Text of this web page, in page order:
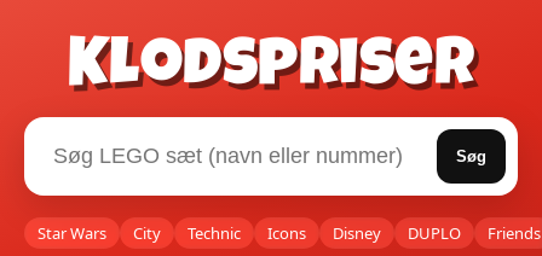
Klodspriser
Søg
Star Wars City Technic Icons Disney DUPLO Friends